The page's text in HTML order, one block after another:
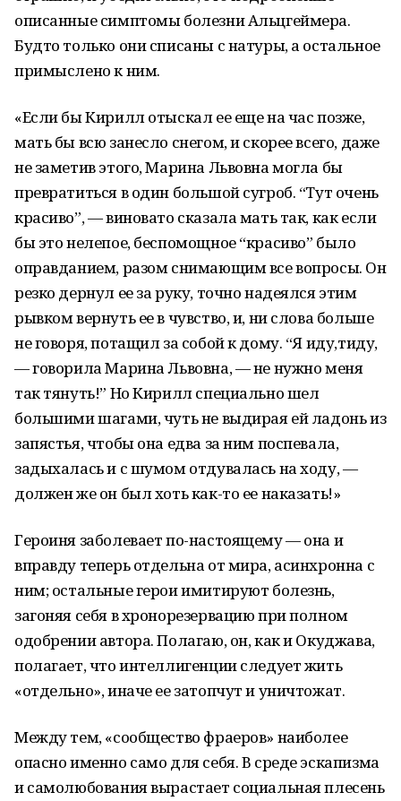
описанные симптомы болезни Альцгеймера.
Будто только они списаны с натуры, а остальное
примыслено к ним.
«Если бы Кирилл отыскал ее еще на час позже,
мать бы всю занесло снегом, и скорее всего, даже
не заметив этого, Марина Львовна могла бы
превратиться в один большой сугроб. “Тут очень
красиво”, — виновато сказала мать так, как если
бы это нелепое, беспомощное “красиво” было
оправданием, разом снимающим все вопросы. Он
резко дернул ее за руку, точно надеялся этим
рывком вернуть ее в чувство, и, ни слова больше
не говоря, потащил за собой к дому. “Я иду,тиду,
— говорила Марина Львовна, — не нужно меня
так тянуть!” Но Кирилл специально шел
большими шагами, чуть не выдирая ей ладонь из
запястья, чтобы она едва за ним поспевала,
задыхалась и с шумом отдувалась на ходу, —
должен же он был хоть как-то ее наказать!»
Героиня заболевает по-настоящему — она и
вправду теперь отдельна от мира, асинхронна с
ним; остальные герои имитируют болезнь,
загоняя себя в хронорезервацию при полном
одобрении автора. Полагаю, он, как и Окуджава,
полагает, что интеллигенции следует жить
«отдельно», иначе ее затопчут и уничтожат.
Между тем, «сообщество фраеров» наиболее
опасно именно само для себя. В среде эскапизма
и самолюбования вырастает социальная плесень